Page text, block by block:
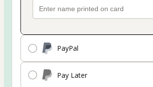
PayPal
Pay Later